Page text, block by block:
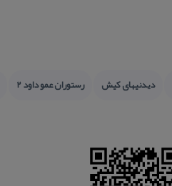
دیدنیهای كیش رستوران عمو داود 2